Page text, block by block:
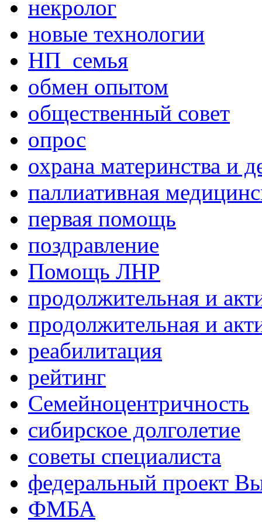
некролог
новые технологии
НП_семья
обмен опытом
общественный совет
опрос
охрана материнства и
паллиативная
первая помощь
поздравление
Помощь ЛНР
продолжительная и
продолжительная и
реабилитация
рейтинг
Семейноцентричность
сибирское долголетие
советы специалиста
федеральный проект
ФМБА